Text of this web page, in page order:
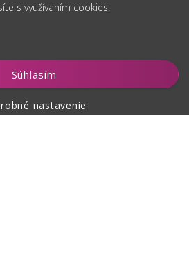
s využívaním cookies.
Súhlasím
nastavenie
do košíka